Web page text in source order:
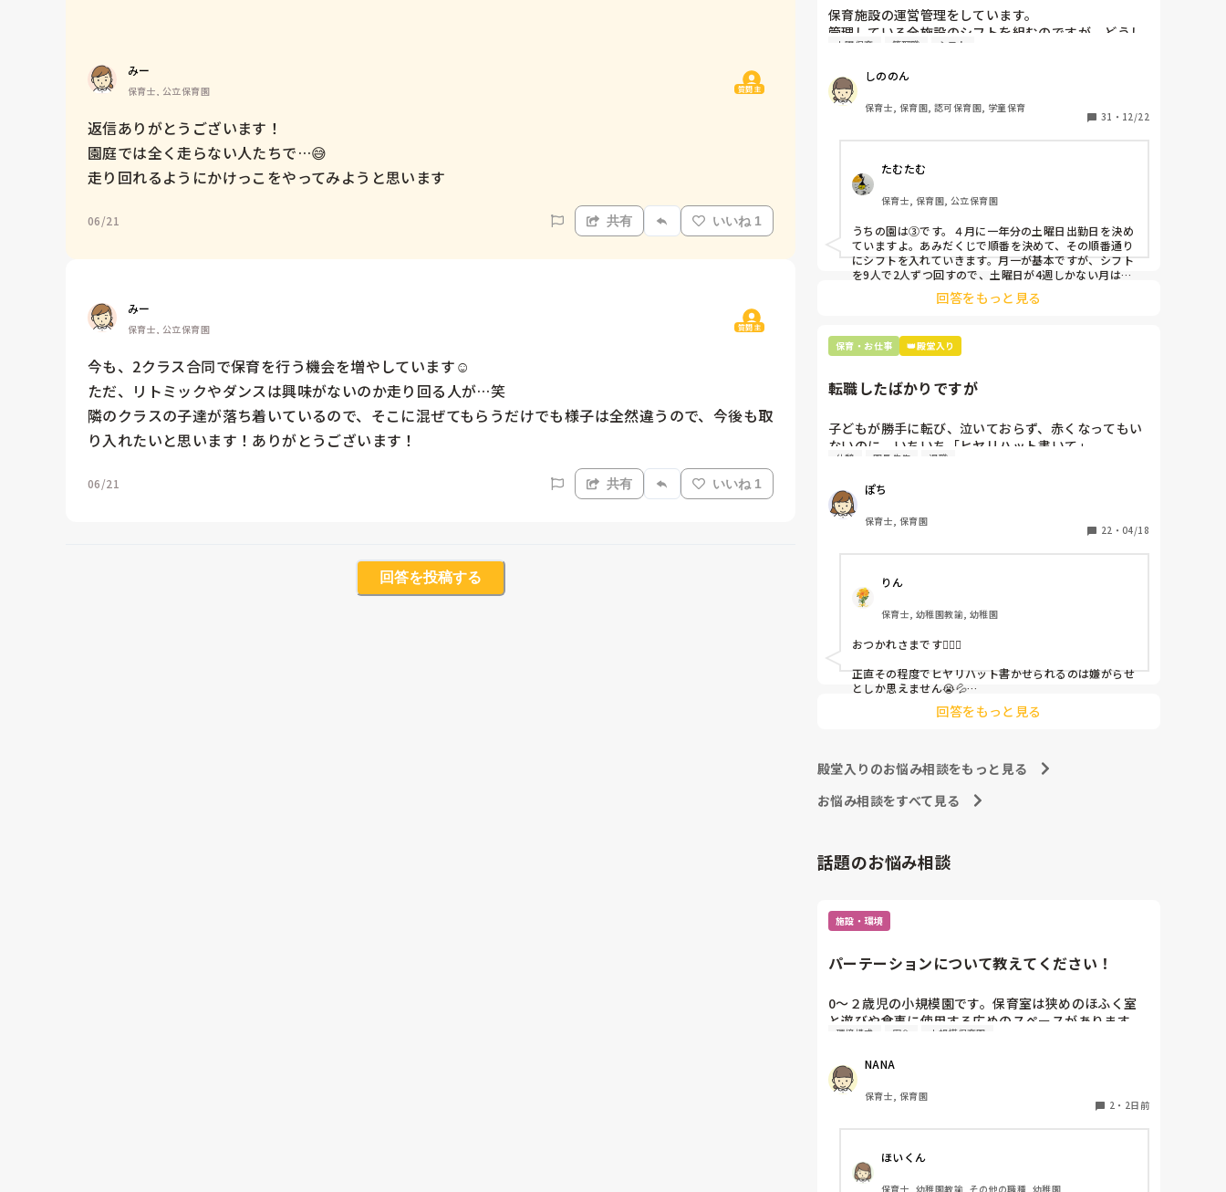
みー
保育士, 公立保育園 質問主
返信ありがとうございます！
園庭では全く走らない人たちで…😅
走り回れるようにかけっこをやってみようと思います
06/21 共有 いいね 1
みー
保育士, 公立保育園 質問主
今も、2クラス合同で保育を行う機会を増やしています☺️
ただ、リトミックやダンスは興味がないのか走り回る人が…笑
隣のクラスの子達が落ち着いているので、そこに混ぜてもらうだけでも様子は全然違うので、今後も取
り入れたいと思います！ありがとうございます！
06/21 共有 いいね 1
回答を投稿する
保育施設の運営管理をしています。
管理している全施設のシフトを組むのですが、どうし
ても土曜保育だけは入れる方が少なく、いつも苦労し
応募の段階では皆、月1〜2回の土曜出勤があることに
同意して入職しているはずですが、いざ勤務が始まる
と一日も土曜出勤が出来ない方ばかりです。
①土曜日の希望休は2日まで、と制限をかける
②毎月、必ず土曜保育に入ることのできる日を1日だ
けピックアップしてもらう
③仮シフトが出た時、土曜出勤が難しければ自身で代
わりの人を交渉して見つけてもらう
上記のいずれかの対策を取り入れることを考えていま
土曜保育 管理職 シフト
しののん
保育士, 保育園, 認可保育園, 学童保育
31 ・ 12/22
たむたむ
保育士, 保育園, 公立保育園
うちの園は③です。４月に一年分の土曜日出勤日を決め
ていますよ。あみだくじで順番を決めて、その順番通り
にシフトを入れていきます。月一が基本ですが、シフト
を9人で2人ずつ回すので、土曜日が4週しかない月は無
しの時もありますよ。その土曜日が出られない人は、同
じシフト時間の人と自分で交代して貰い、主任に報告し
回答をもっと見る
保育・お仕事 👑殿堂入り
転職したばかりですが
子どもが勝手に転び、泣いておらず、赤くなってもい
ないのに、いちいち「ヒヤリハット書いて」
と書かされ
休憩時間に書くしかなく、辛いです
（そう言う本人は書かない）
しかも、上司に↑この内容でも
「どうしたらなくせるか」
呼ばれて一緒に対策を考えさせられること多数
これだけで30〜40分拘束されて辛いです
皆さんの園はどうですか?
休憩 園長先生 退職
ぽち
保育士, 保育園
22 ・ 04/18
りん
保育士, 幼稚園教諭, 幼稚園
おつかれさまです🙇🏻‍♀️
正直その程度でヒヤリハット書かせられるのは嫌がらせ
としか思えません😭💦
他の先生方も同様のことをされているのでしょうか？
回答をもっと見る
殿堂入りのお悩み相談をもっと見る
お悩み相談をすべて見る
話題のお悩み相談
施設・環境
パーテーションについて教えてください！
0〜２歳児の小規模園です。保育室は狭めのほふく室
と遊びや食事に使用する広めのスペースがあります。
広すぎると走り回ったりして落ち着かないので、活動
テーションがウレタンのような素材で軽いので、ちょ
っと体が当たると倒れたり、つかまり立ちが不安定な
子にとっては共倒れになったりで危険です。かと言っ
て固定してしまうと活動によって柔軟に移動すること
しっかりした重いものを置いていましたが、移動が大
変で使い勝手が悪く、子どもがぶつかって倒れた時に
環境構成 安全 小規模保育園
NANA
保育士, 保育園
2 ・ 2日前
ほいくん
保育士, 幼稚園教諭, その他の職種, 幼稚園